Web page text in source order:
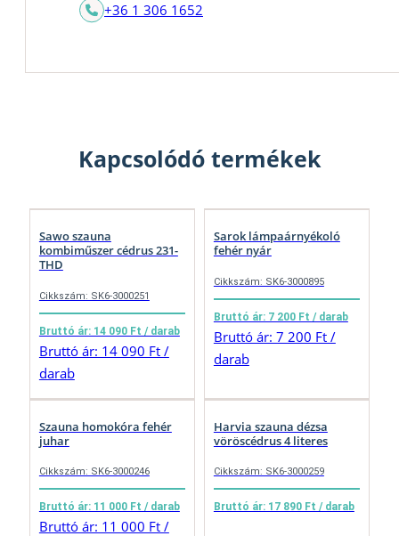
+36 1 306 1652
Kapcsolódó termékek
Sawo szauna
kombiműszer cédrus 231-
THD
Cikkszám: SK6-3000251
Bruttó ár: 14 090 Ft / darab
Bruttó ár: 14 090 Ft /
darab
Sarok lámpaárnyékoló
fehér nyár
Cikkszám: SK6-3000895
Bruttó ár: 7 200 Ft / darab
Bruttó ár: 7 200 Ft /
darab
Szauna homokóra fehér
juhar
Cikkszám: SK6-3000246
Bruttó ár: 11 000 Ft / darab
Bruttó ár: 11 000 Ft /
Harvia szauna dézsa
vöröscédrus 4 literes
Cikkszám: SK6-3000259
Bruttó ár: 17 890 Ft / darab